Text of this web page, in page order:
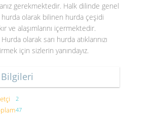
gerekmektedir. Halk dilinde genel
hurda olarak bilinen hurda çeşidi
ve alaşımlarını içermektedir.
Hurda olarak sarı hurda atıklarınızı
için sizlerin yanındayız.
2
47